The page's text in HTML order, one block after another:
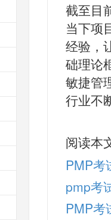
截至目
当下项
经验，
础理论
敏捷管
行业不
阅读本
PMP考
pmp考
PMP考